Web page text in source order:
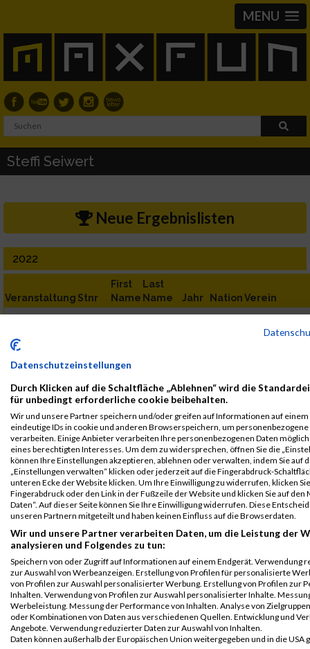
MENU
Steffi Seiwert
Neue Ergebnislisten
2022
Veranstaltung Stnr
First
Name
Last
Name
Jahr NationVerein
B2Run Koblenz 50986 Steffi Seiwert 0000 GER
Schiele
Maschinenbau
B2Run Koblenz
Einzelwertung
weiblich
50986 Steffi
Maschinenbau
B2Run Koblenz
Teamwertung
mixed
50986 Steffi Seiwert 0000 GER
Schiele
Maschinenbau
GmbH
Legende:
GPos = Geschlechter Position, KPos = Kategorie Position, TPos =
Team Position, DNS = Did not start, DNF = Did not finish, DQ =
Disqualifiziert
Datenschutzeinstellungen
Durch Klicken auf die Schaltfläche „Ablehnen“ wird die
für unbedingt erforderliche cookie beibehalten.
Wir und unsere Partner speichern und/oder greifen auf Informationen auf einem
eindeutige IDs in cookie und anderen Browserspeichern, um personenbezogene
verarbeiten. Einige Anbieter verarbeiten Ihre personenbezogenen Daten
eines berechtigten Interesses. Um dem zu widersprechen, öffnen Sie die
können Ihre Einstellungen akzeptieren, ablehnen oder verwalten, indem Sie auf
„Einstellungen verwalten“ klicken oder jederzeit auf die Fingerabdruck-
unteren Ecke der Website klicken. Um Ihre Einwilligung zu widerrufen, klicken
Fingerabdruck oder den Link in der Fußzeile der Website und klicken Sie auf den
Daten“. Auf dieser Seite können Sie Ihre Einwilligung widerrufen. Diese
unseren Partnern mitgeteilt und haben keinen Einfluss auf die Browserdaten.
Wir und unsere Partner verarbeiten Daten, um die Leistung der
analysieren und Folgendes zu tun:
Speichern von oder Zugriff auf Informationen auf einem Endgerät. Verwendung
zur Auswahl von Werbeanzeigen. Erstellung von Profilen für personalisierte
von Profilen zur Auswahl personalisierter Werbung. Erstellung von Profilen zur
Inhalten. Verwendung von Profilen zur Auswahl personalisierter Inhalte.
Werbeleistung. Messung der Performance von Inhalten. Analyse von
oder Kombinationen von Daten aus verschiedenen Quellen. Entwicklung und
Angebote. Verwendung reduzierter Daten zur Auswahl von Inhalten.
Daten können außerhalb der Europäischen Union weitergegeben und in die USA